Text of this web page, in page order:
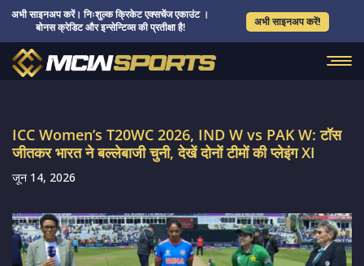
अभी साइनअप करें। निःशुल्क क्रिकेट एक्सचेंज एकाउंट ।
बोनस क्रेडिट और इन्सेन्टिव्स की प्रतीक्षा है!
अभी साइनअप करें!
ICC Women’s T20WC 2026, IND W vs PAK W: टॉस
जीतकर भारत ने बल्लेबाजी चुनी, देखें दोनों टीमों की प्लेइंग XI
जून 14, 2026